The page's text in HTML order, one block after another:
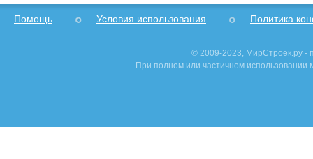
Помощь Условия использования Политика
© 2009-2023, МирСтроек.ру -
При полном или частичном использовании